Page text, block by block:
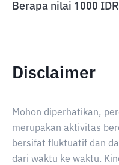
Berapa nilai 1000
Disclaimer
Mohon diperhatikan,
merupakan aktivitas
bersifat fluktuatif dan
dari waktu ke waktu.